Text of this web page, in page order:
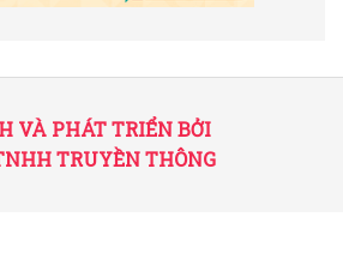
VÀ PHÁT TRIỂN BỞI
TRUYỀN THÔNG